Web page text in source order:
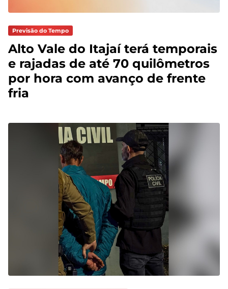
Previsão do Tempo
Alto Vale do Itajaí terá temporais
e rajadas de até 70 quilômetros
por hora com avanço de frente
fria